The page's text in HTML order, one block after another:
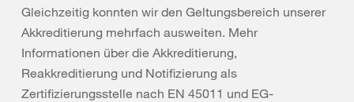
Gleichzeitig konnten wir den Geltungsbereich unserer
Akkreditierung mehrfach ausweiten. Mehr
Informationen über die Akkreditierung,
Reakkreditierung und Notifizierung als
Zertifizierungsstelle nach EN 45011 und EG-